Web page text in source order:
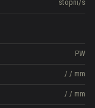
stopni/s
PW
/ / mm
/ / mm